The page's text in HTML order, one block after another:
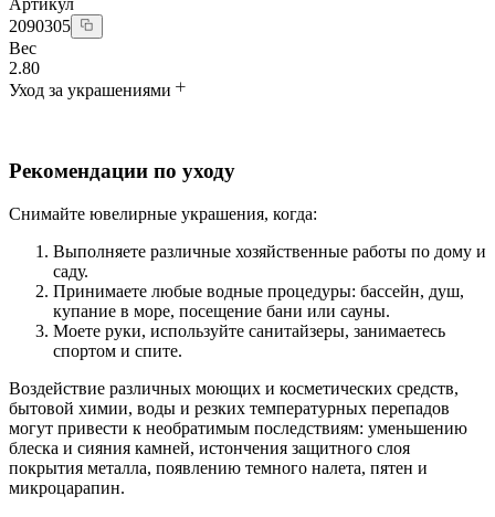
2090305
Вес
2.80
Уход за украшениями
Рекомендации по уходу
Снимайте ювелирные украшения, когда:
Выполняете различные хозяйственные работы по дому и
саду.
Принимаете любые водные процедуры: бассейн, душ,
купание в море, посещение бани или сауны.
Моете руки, используйте санитайзеры, занимаетесь
спортом и спите.
Воздействие различных моющих и косметических средств,
бытовой химии, воды и резких температурных перепадов
могут привести к необратимым последствиям: уменьшению
блеска и сияния камней, истончения защитного слоя
покрытия металла, появлению темного налета, пятен и
микроцарапин.